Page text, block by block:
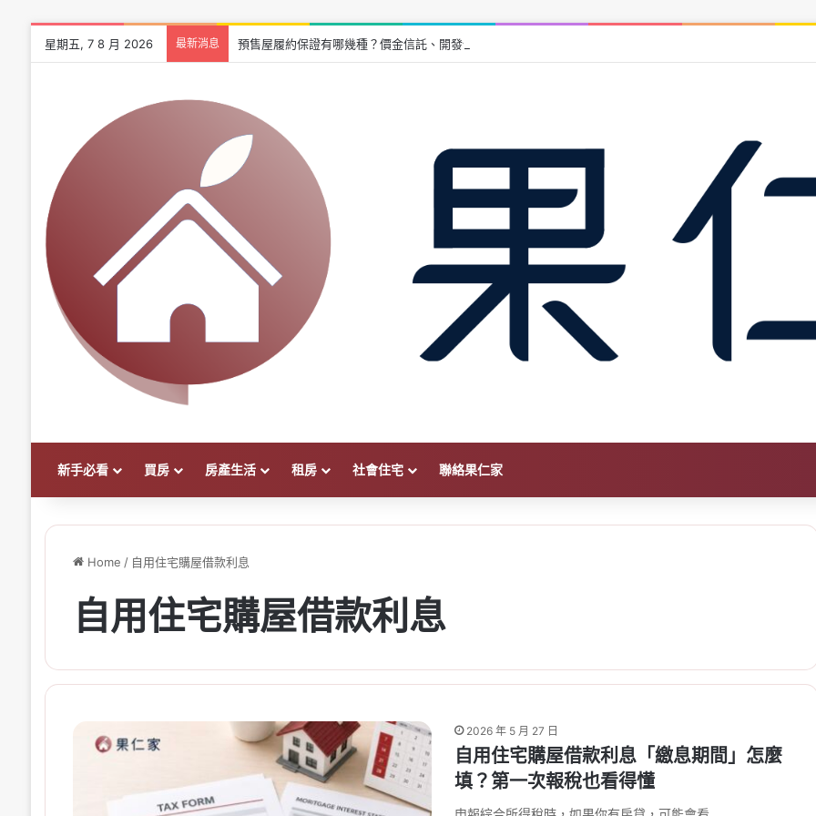
星期五, 7 8 月 2026 最新消息 預售屋履約保證有哪幾種？價金信託、開發信託與同業擔保優缺點比較
新手必看 買房 房產生活 租房 社會住宅 聯絡果仁家
Home / 自用住宅購屋借款利息
自用住宅購屋借款利息
2026 年 5 月 27 日
自用住宅購屋借款利息「繳息期間」怎麼
填？第一次報稅也看得懂